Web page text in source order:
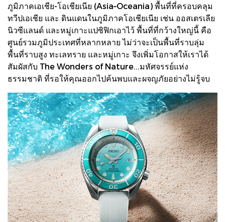
ภูมิภาคเอเชีย-โอเชียเนีย (Asia–Oceania) พื้นที่ที่ครอบคลุม
ทวีปเอเชีย และ ดินแดนในภูมิภาคโอเชียเนีย เช่น ออสเตรเลีย
นิวซีแลนด์ และหมู่เกาะแปซิฟิกเอาไว้ พื้นที่ที่กว้างใหญ่นี้ คือ
ศูนย์รวมภูมิประเทศที่หลากหลาย ไม่ว่าจะเป็นพื้นที่ราบลุ่ม
พื้นที่ราบสูง ทะเลทราย และหมู่เกาะ จึงเพิ่มโอกาสให้เราได้
สัมผัสกับ The Wonders of Nature...มหัศจรรย์แห่ง
ธรรมชาติ ที่รอให้คุณออกไปค้นพบและผจญภัยอย่างไม่รู้จบ